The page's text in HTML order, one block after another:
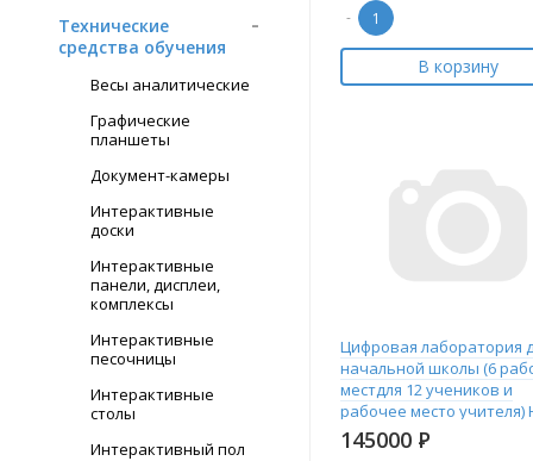
Технические
средства обучения
Весы аналитические
Графические
планшеты
Документ-камеры
Интерактивные
доски
Интерактивные
панели, дисплеи,
комплексы
Интерактивные
песочницы
Интерактивные
столы
Интерактивный пол
-
В корзину
Цифровая лаборатория
начальной школы (6
местдля 12 учеников и
рабочее место учителя)
145000 Р